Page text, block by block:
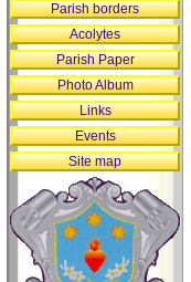
Parish borders
Acolytes
Parish Paper
Photo Album
Links
Events
Site map